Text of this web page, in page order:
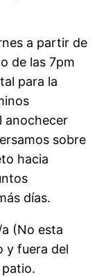
a partir de
de las 7pm
para la
anochecer
sobre
hacia
días.
(No esta
y fuera del